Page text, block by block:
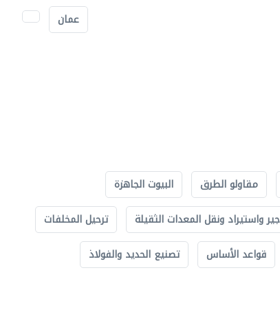
عمان
مقاولو الطرق
البيوت الجاهزة
واستيراد ونقل المعدات الثقيلة
ترحيل المخلفات
قواعد الأساس
تصنيع الحديد والفولاذ